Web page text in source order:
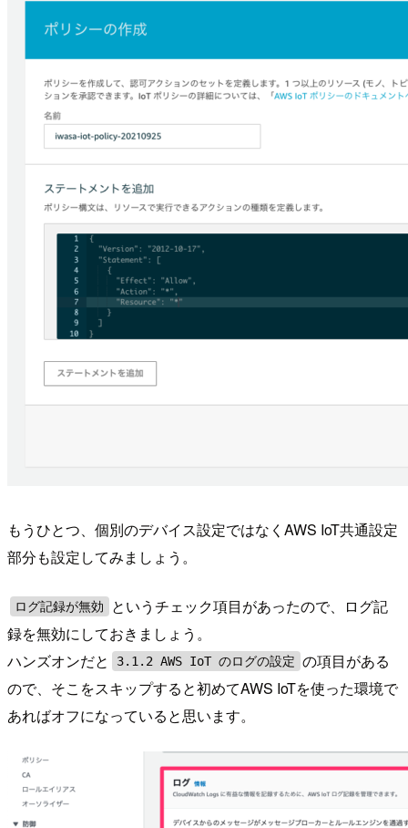
もうひとつ、個別のデバイス設定ではなくAWS IoT共通設定
部分も設定してみましょう。
ログ記録が無効
というチェック項目があったので、ログ記
録を無効にしておきましょう。
ハンズオンだと
3.1.2 AWS IoT のログの設定 の項目がある
ので、そこをスキップすると初めてAWS IoTを使った環境で
あればオフになっていると思います。